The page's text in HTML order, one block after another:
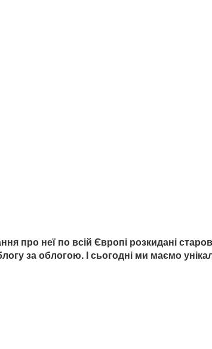
про неї по всій Європі розкидані
за облогою. І сьогодні ми маємо